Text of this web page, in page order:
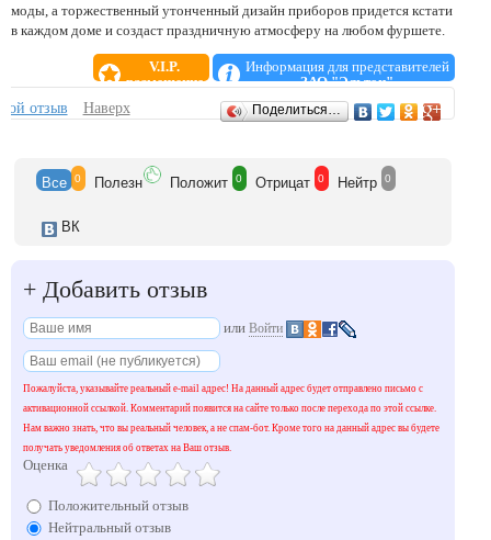
моды, а торжественный утонченный дизайн приборов придется кстати
в каждом доме и создаст праздничную атмосферу на любом фуршете.
V.I.P.
размещение
Информация для представителей
ЗАО "Эльтон"
Отзывы
отзыв Наверх Поделиться…
Все 0 Полезн Положит 0 Отрицат 0 Нейтр 0
ВК
+ Добавить отзыв
или Войти
Пожалуйста, указывайте реальный e-mail адрес! На данный адрес будет отправлено письмо с
активационной ссылкой. Комментарий появится на сайте только после перехода по этой ссылке.
Нам важно знать, что вы реальный человек, а не спам-бот. Кроме того на данный адрес вы будете
получать уведомления об ответах на Ваш отзыв.
Оценка
Положительный отзыв
Нейтральный отзыв